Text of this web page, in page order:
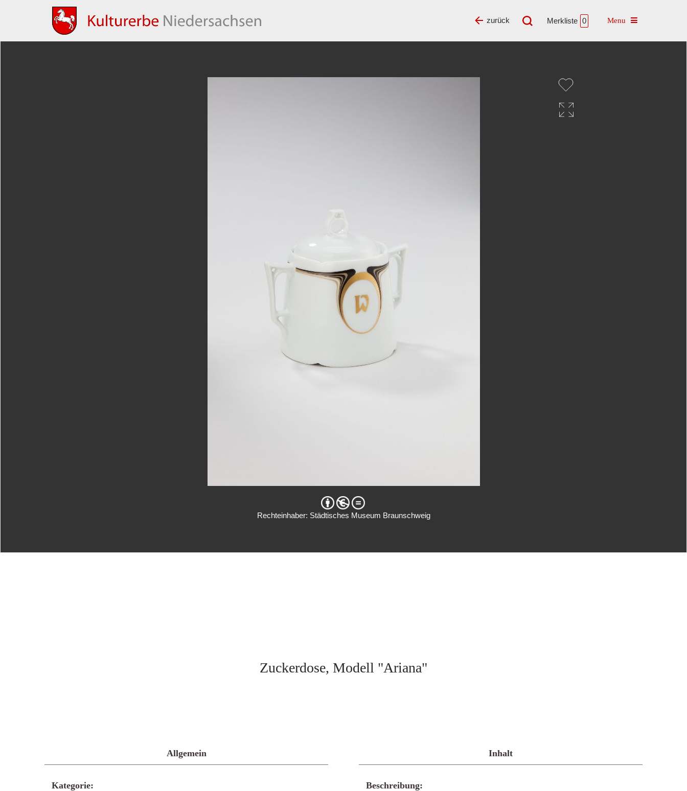
Merkliste 0 Toggle navigation
zurück
Rechteinhaber: Städtisches Museum Braunschweig
Zuckerdose, Modell "Ariana"
Allgemein
Kategorie:
Inhalt
Beschreibung: